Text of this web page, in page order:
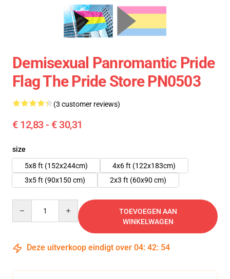
Demisexual Panromantic Pride
Flag The Pride Store PN0503
(3 customer reviews)
€ 12,83 - € 30,31
size
5x8 ft (152x244cm)
4x6 ft (122x183cm)
3x5 ft (90x150 cm)
2x3 ft (60x90 cm)
TOEVOEGEN AAN
WINKELWAGEN
Deze uitverkoop eindigt over 04: 42: 54